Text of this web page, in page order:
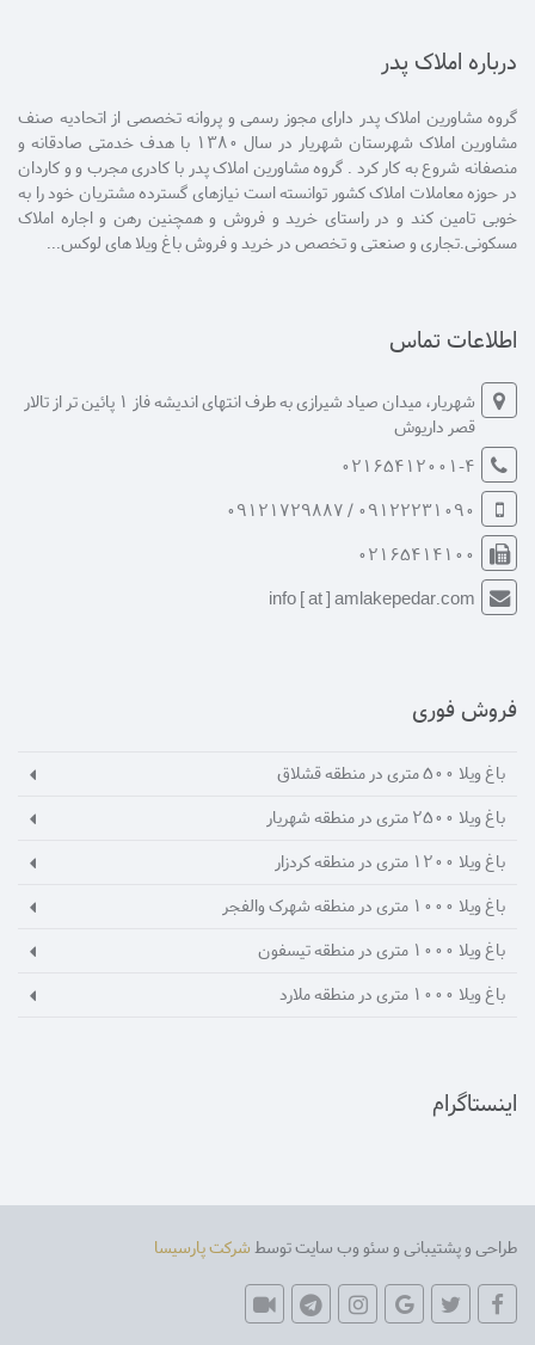
درباره املاک پدر
گروه مشاورین املاک پدر دارای مجوز رسمی و پروانه تخصصی از اتحادیه صنف
مشاورین املاک شهرستان شهریار در سال 1380 با هدف خدمتی صادقانه و
منصفانه شروع به کار کرد . گروه مشاورین املاک پدر با کادری مجرب و و کاردان
در حوزه معاملات املاک کشور توانسته است نیازهای گسترده مشتریان خود را به
خوبی تامین کند و در راستای خرید و فروش و همچنین رهن و اجاره املاک
مسکونی.تجاری و صنعتی و تخصص در خرید و فروش باغ ویلا های لوکس...
اطلاعات تماس
شهریار، میدان صیاد شیرازی به طرف انتهای اندیشه فاز 1 پائین تر از تالار
قصر داریوش
02165412001-4
09122231090 / 09121729887
02165414100
info [ at ] amlakepedar.com
فروش فوری
باغ ویلا 500 متری در منطقه قشلاق
باغ ویلا 2500 متری در منطقه شهریار
باغ ویلا 1200 متری در منطقه کردزار
باغ ویلا 1000 متری در منطقه شهرک والفجر
باغ ویلا 1000 متری در منطقه تیسفون
باغ ویلا 1000 متری در منطقه ملارد
اینستاگرام
طراحی و پشتیبانی و سئو وب سایت توسطشرکت پارسیسا